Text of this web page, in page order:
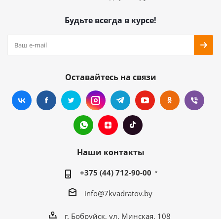
Будьте всегда в курсе!
Оставайтесь на связи
Наши контакты
+375 (44) 712-90-00
info@7kvadratov.by
г. Бобруйск, ул. Минская, 108